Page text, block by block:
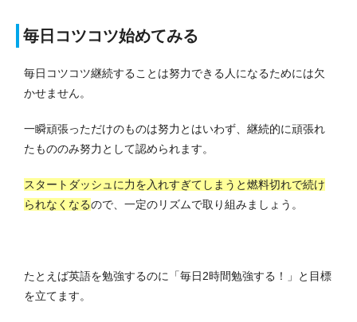
毎日コツコツ始めてみる
毎日コツコツ継続することは努力できる人になるためには欠
かせません。
一瞬頑張っただけのものは努力とはいわず、継続的に頑張れ
たもののみ努力として認められます。
スタートダッシュに力を入れすぎてしまうと燃料切れで続け
られなくなるので、一定のリズムで取り組みましょう。
たとえば英語を勉強するのに「毎日2時間勉強する！」と目標
を立てます。